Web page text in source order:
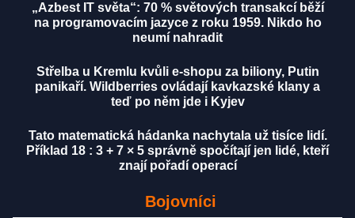
„Azbest IT světa“: 70 % světových transakcí běží
na programovacím jazyce z roku 1959. Nikdo ho
neumí nahradit
Střelba u Kremlu kvůli e-shopu za biliony, Putin
panikaří. Wildberries ovládají kavkazské klany a
teď po něm jde i Kyjev
Tato matematická hádanka nachytala už tisíce lidí.
Příklad 18 : 3 + 7 × 5 správně spočítají jen lidé, kteří
znají pořadí operací
Bojovníci